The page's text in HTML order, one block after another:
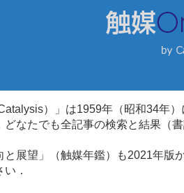
）」は1959年（昭和34年
どなたでも全記事の検索と結果（
と展望」（触媒年鑑）も2021年
．